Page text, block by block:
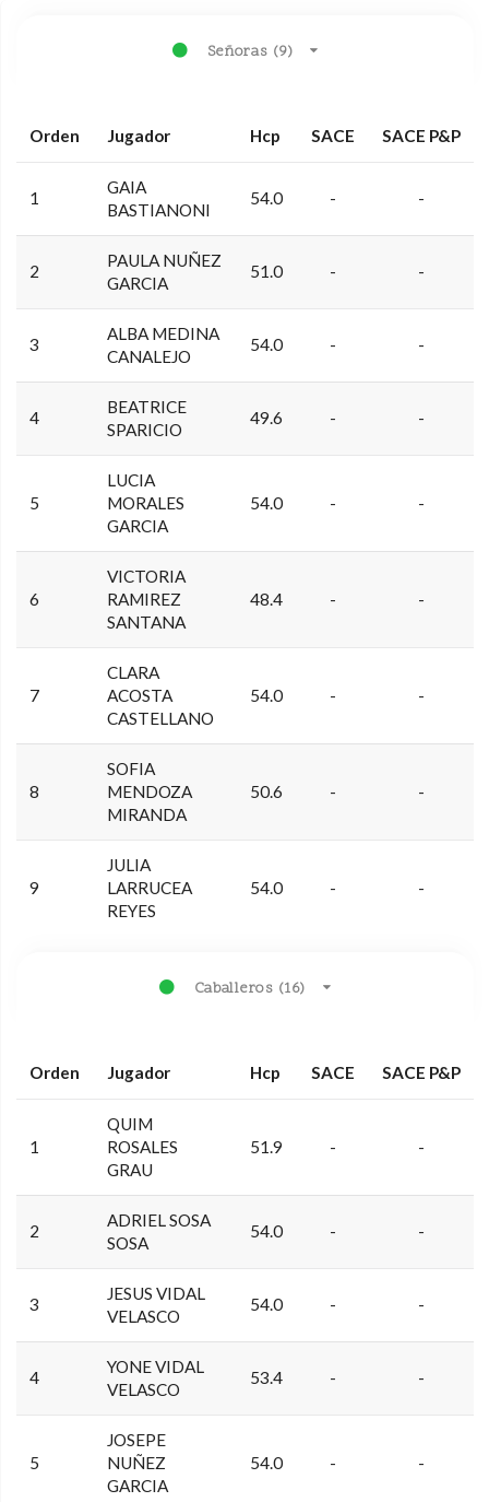
Señoras (9)
Orden Jugador Hcp SACE SACE P&P
1
GAIA
BASTIANONI
54.0 - -
2
PAULA NUÑEZ
GARCIA
51.0 - -
3
ALBA MEDINA
CANALEJO
54.0 - -
4
BEATRICE
SPARICIO
49.6 - -
5
LUCIA
MORALES
GARCIA
54.0 - -
6
VICTORIA
RAMIREZ
SANTANA
48.4 - -
7
CLARA
ACOSTA
CASTELLANO
54.0 - -
8
SOFIA
MENDOZA
MIRANDA
50.6 - -
9
JULIA
LARRUCEA
REYES
54.0 - -
Caballeros (16)
Orden Jugador Hcp SACE SACE P&P
1
QUIM
ROSALES
GRAU
51.9 - -
2
ADRIEL SOSA
SOSA
54.0 - -
3
JESUS VIDAL
VELASCO
54.0 - -
4
YONE VIDAL
VELASCO
53.4 - -
5
JOSEPE
NUÑEZ
GARCIA
54.0 - -